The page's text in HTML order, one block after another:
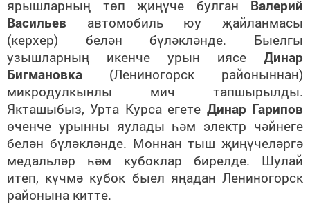
ярышларның төп җиңүче булган Валерий
Васильев автомобиль юу җайланмасы
(керхер) белән бүләкләнде. Быелгы
узышларның икенче урын иясе Динар
Бигмановка (Лениногорск районыннан)
микродулкынлы мич тапшырылды.
Якташыбыз, Урта Курса егете Динар Гарипов
өченче урынны яулады һәм электр чәйнеге
белән бүләкләнде. Моннан тыш җиңүчеләргә
медальләр һәм кубоклар бирелде. Шулай
итеп, күчмә кубок быел яңадан Лениногорск
районына китте.